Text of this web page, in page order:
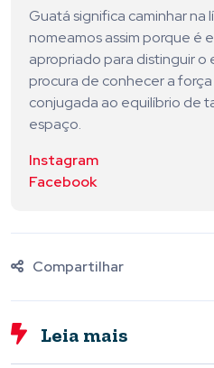
Guatá significa caminhar na
nomeamos assim porque é
apropriado para distinguir o
procura de conhecer a
conjugada ao equilíbrio de
espaço.
Instagram
Facebook
Compartilhar
Leia mais